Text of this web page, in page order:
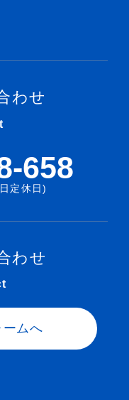
わせ
658
定休日)
わせ
ムへ